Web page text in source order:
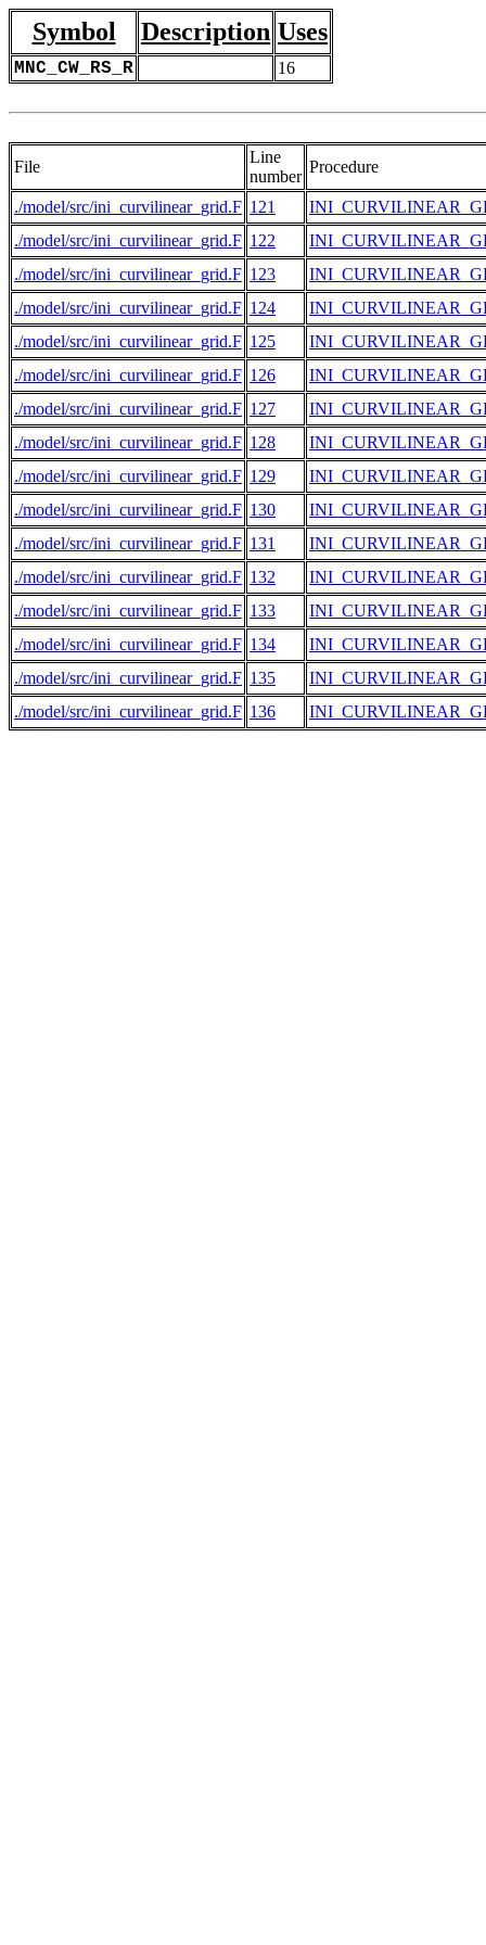
Symbol Description Uses
MNC_CW_RS_R 16
File
Line
number
Procedure
./model/src/ini_curvilinear_grid.F 121
./model/src/ini_curvilinear_grid.F 122
./model/src/ini_curvilinear_grid.F 123
./model/src/ini_curvilinear_grid.F 124
./model/src/ini_curvilinear_grid.F 125
./model/src/ini_curvilinear_grid.F 126
./model/src/ini_curvilinear_grid.F 127
./model/src/ini_curvilinear_grid.F 128
./model/src/ini_curvilinear_grid.F 129
./model/src/ini_curvilinear_grid.F 130
./model/src/ini_curvilinear_grid.F 131
./model/src/ini_curvilinear_grid.F 132
./model/src/ini_curvilinear_grid.F 133
./model/src/ini_curvilinear_grid.F 134
./model/src/ini_curvilinear_grid.F 135
./model/src/ini_curvilinear_grid.F 136